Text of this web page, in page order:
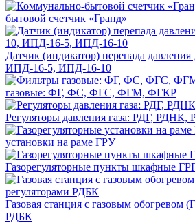
бытовой счетчик «Гранд»
Датчик (индикатор) перепада
ИПД-16-5, ИПД-16-10
газовые: ФГ, ФС, ФГС, ФГМ, ФГКР
Регуляторы давления газа: РДГ,
установки на раме ГРУ
Газорегуляторные пункты шкафные
Газовая станция с газовым обогревом
РДБК